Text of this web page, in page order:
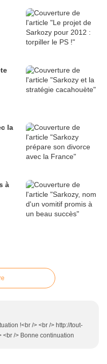
la
à
!<br /> <br /> http://tout-
<br /> Bonne continuation